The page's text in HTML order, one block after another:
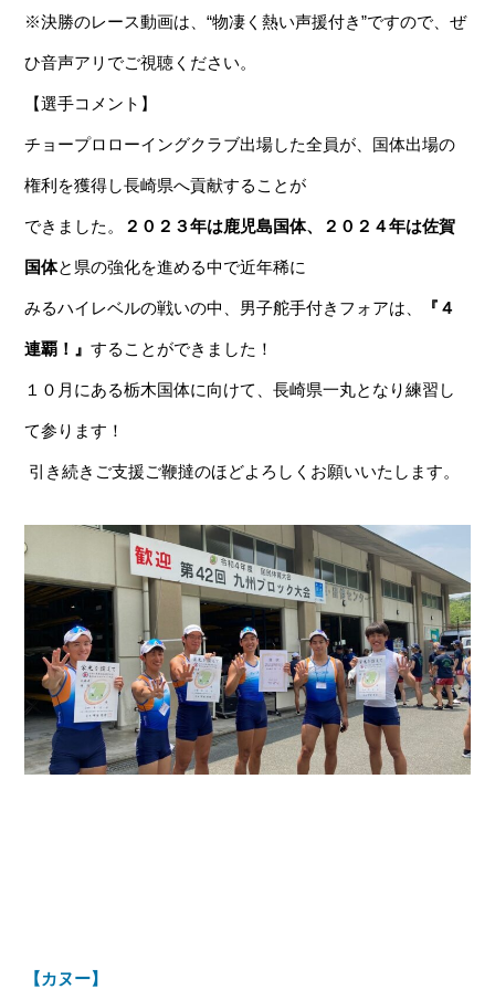
※決勝のレース動画は、“物凄く熱い声援付き”ですので、ぜ
ひ音声アリでご視聴ください。
【選手コメント】
チョープロローイングクラブ出場した全員が、国体出場の
権利を獲得し長崎県へ貢献することが
できました。 ２０２３年は鹿児島国体、２０２４年は佐賀
国体と県の強化を進める中で近年稀に
みるハイレベルの戦いの中、男子舵手付きフォアは、 『４
連覇！』することができました！
１０月にある栃木国体に向けて、長崎県一丸となり練習し
て参ります！
引き続きご支援ご鞭撻のほどよろしくお願いいたします。
【カヌー】